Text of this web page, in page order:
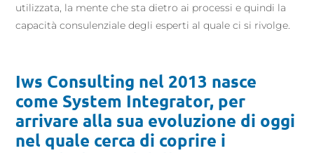
utilizzata, la mente che sta dietro ai processi e quindi la
capacità consulenziale degli esperti al quale ci si rivolge.
Iws Consulting nel 2013 nasce
come System Integrator, per
arrivare alla sua evoluzione di oggi
nel quale cerca di coprire i